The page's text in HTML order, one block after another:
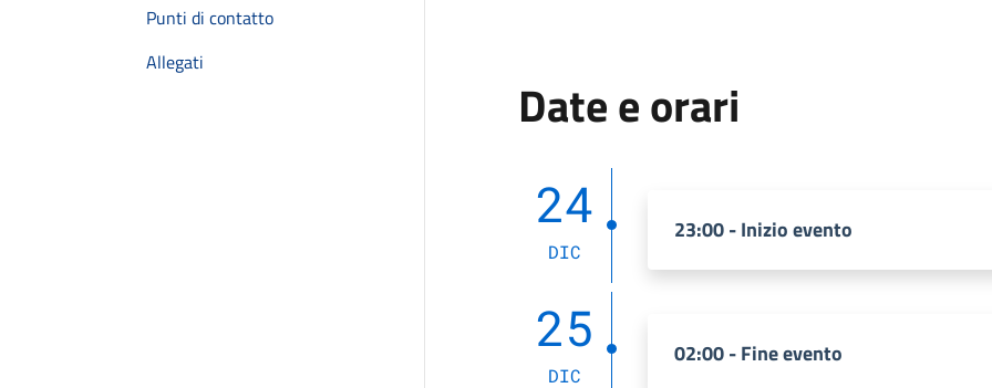
Punti di contatto
Allegati
Date e orari
24
DIC
23:00 - Inizio evento
25
DIC
02:00 - Fine evento